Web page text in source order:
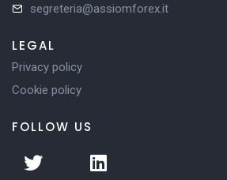
segreteria@assiomforex.it
LEGAL
Privacy policy
Cookie policy
FOLLOW US